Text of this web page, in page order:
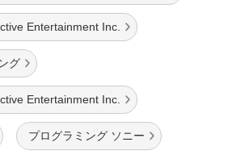
Entertainment Inc.
グ
Entertainment Inc.
プログラミング ソニー